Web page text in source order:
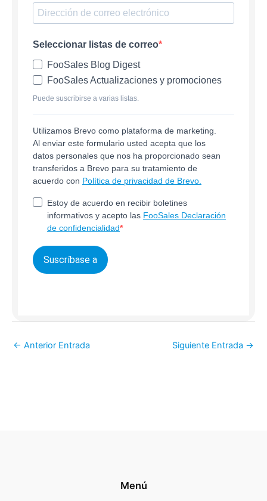
Seleccionar listas de correo
FooSales Blog Digest
FooSales Actualizaciones y promociones
Puede suscribirse a varias listas.
Utilizamos Brevo como plataforma de marketing.
Al enviar este formulario usted acepta que los
datos personales que nos ha proporcionado sean
transferidos a Brevo para su tratamiento de
acuerdo con Política de privacidad de Brevo.
Estoy de acuerdo en recibir boletines
informativos y acepto las FooSales Declaración
de confidencialidad
Suscríbase a
← Anterior Entrada Siguiente Entrada →
Menú